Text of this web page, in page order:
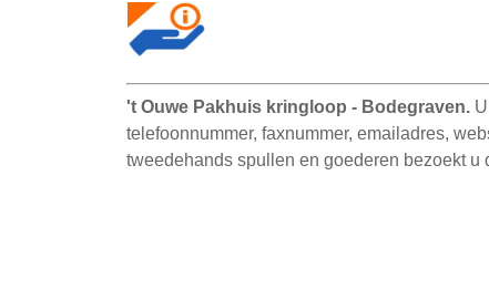
't Ouwe Pakhuis kringloop - Bodegraven.
telefoonnummer, faxnummer, emailadres,
tweedehands spullen en goederen bezoekt